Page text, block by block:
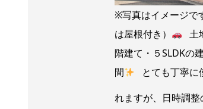
※写真はイメージ
は屋根付き）
土
階建て・５SLDKの
間
とても丁寧に
れますが、日時調